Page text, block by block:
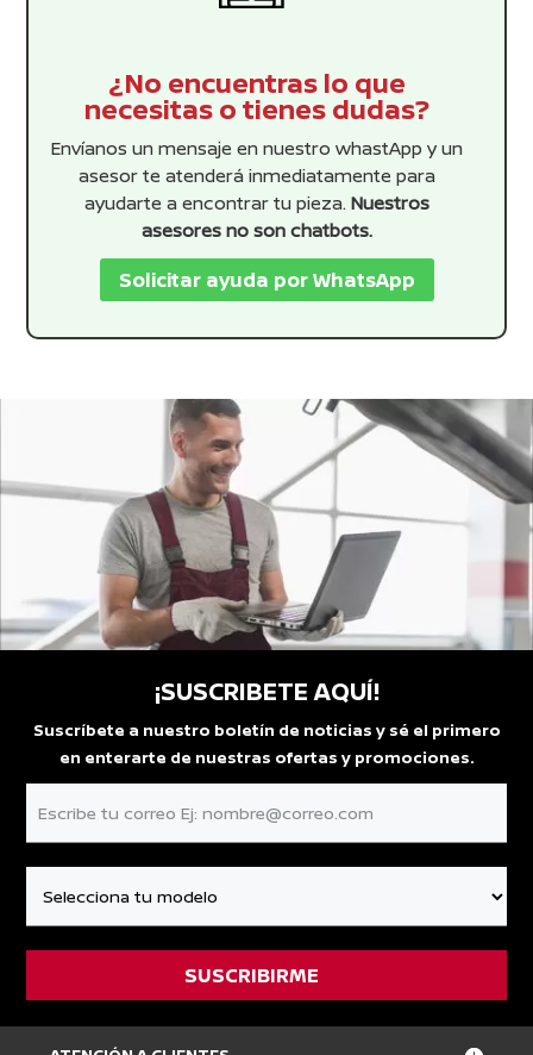
¿No encuentras lo que
necesitas o tienes dudas?
Envíanos un mensaje en nuestro whastApp y un
asesor te atenderá inmediatamente para
ayudarte a encontrar tu pieza. Nuestros
asesores no son chatbots.
Solicitar ayuda por WhatsApp
¡SUSCRIBETE AQUÍ!
Suscríbete a nuestro boletín de noticias y sé el primero
en enterarte de nuestras ofertas y promociones.